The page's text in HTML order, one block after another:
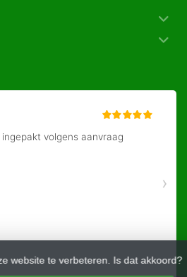
website te verbeteren. Is dat akkoord?